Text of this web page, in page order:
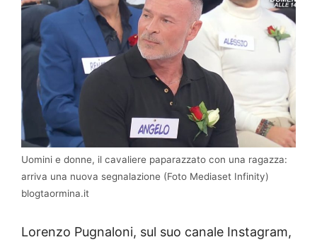
Uomini e donne, il cavaliere paparazzato con una ragazza:
arriva una nuova segnalazione (Foto Mediaset Infinity)
blogtaormina.it
Lorenzo Pugnaloni, sul suo canale Instagram,